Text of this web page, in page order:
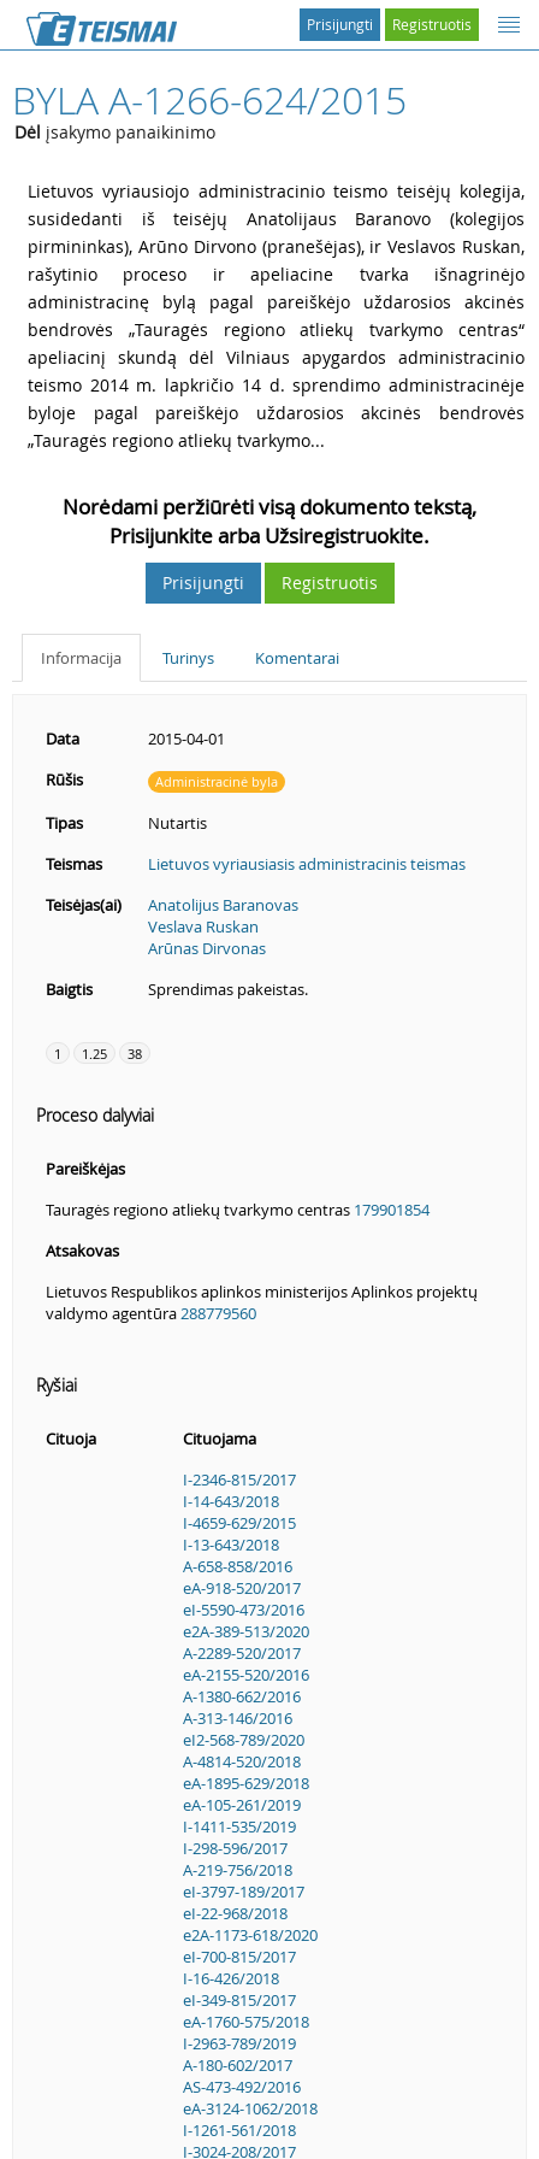
Registruotis
Prisijungti
BYLA A-1266-624/2015
Dėl įsakymo panaikinimo
Lietuvos vyriausiojo administracinio teismo teisėjų kolegija,
susidedanti iš teisėjų Anatolijaus Baranovo (kolegijos
pirmininkas), Arūno Dirvono (pranešėjas), ir Veslavos Ruskan,
rašytinio proceso ir apeliacine tvarka išnagrinėjo
administracinę bylą pagal pareiškėjo uždarosios akcinės
bendrovės „Tauragės regiono atliekų tvarkymo centras“
apeliacinį skundą dėl Vilniaus apygardos administracinio
teismo 2014 m. lapkričio 14 d. sprendimo administracinėje
byloje pagal pareiškėjo uždarosios akcinės bendrovės
„Tauragės regiono atliekų tvarkymo...
Norėdami peržiūrėti visą dokumento tekstą,
Prisijunkite arba Užsiregistruokite.
Prisijungti Registruotis
Informacija Turinys Komentarai
Data
2015-04-01
Rūšis
Administracinė byla
Tipas
Nutartis
Teismas
Lietuvos vyriausiasis administracinis teismas
Teisėjas(ai)
Anatolijus Baranovas
Veslava Ruskan
Arūnas Dirvonas
Baigtis
Sprendimas pakeistas.
1 1.25 38
Proceso dalyviai
Pareiškėjas
Tauragės regiono atliekų tvarkymo centras 179901854
Atsakovas
Lietuvos Respublikos aplinkos ministerijos Aplinkos projektų
valdymo agentūra 288779560
Ryšiai
Cituoja
Cituojama
I-2346-815/2017
I-14-643/2018
I-4659-629/2015
I-13-643/2018
A-658-858/2016
eA-918-520/2017
eI-5590-473/2016
e2A-389-513/2020
A-2289-520/2017
eA-2155-520/2016
A-1380-662/2016
A-313-146/2016
eI2-568-789/2020
A-4814-520/2018
eA-1895-629/2018
eA-105-261/2019
I-1411-535/2019
I-298-596/2017
A-219-756/2018
eI-3797-189/2017
eI-22-968/2018
e2A-1173-618/2020
eI-700-815/2017
I-16-426/2018
eI-349-815/2017
eA-1760-575/2018
I-2963-789/2019
A-180-602/2017
AS-473-492/2016
eA-3124-1062/2018
I-1261-561/2018
I-3024-208/2017